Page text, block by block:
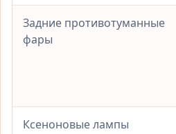
Задние противотуманные
фары
Ксеноновые лампы